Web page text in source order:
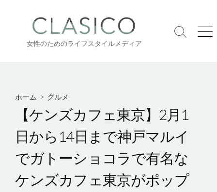
へ
女性のためのライフスタイルメディア
検
り
メ
ー
ホーム > グルメ
【ケンズカフェ東京】2月1
日から14日まで神戸マルイ
でガトーショコラで有名な
ケンズカフェ東京がポップ